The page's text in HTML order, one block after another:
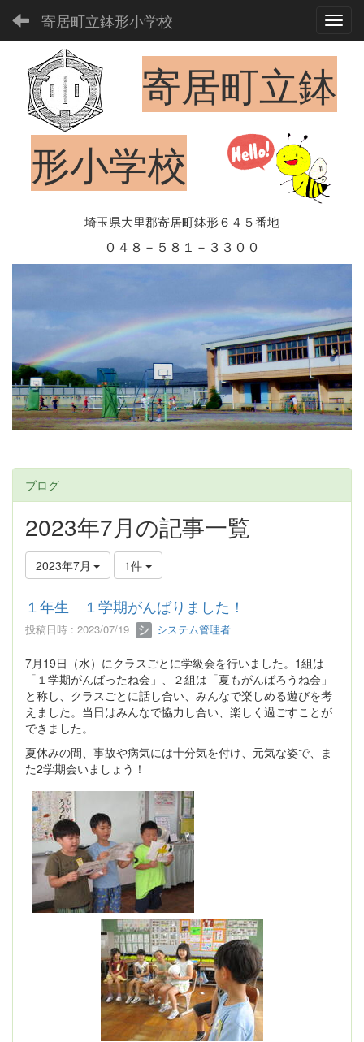
寄居町立鉢形小学校
寄居町立鉢
形小学校
埼玉県大里郡寄居町鉢形６４５番地
０４８－５８１－３３００
ブログ
2023年7月の記事一覧
2023年7月 1件
１年生 １学期がんばりました！
投稿日時 : 2023/07/19 システム管理者
7月19日（水）にクラスごとに学級会を行いました。1組は
「１学期がんばったね会」、２組は「夏もがんばろうね会」
と称し、クラスごとに話し合い、みんなで楽しめる遊びを考
えました。当日はみんなで協力し合い、楽しく過ごすことが
できました。
夏休みの間、事故や病気には十分気を付け、元気な姿で、ま
た2学期会いましょう！